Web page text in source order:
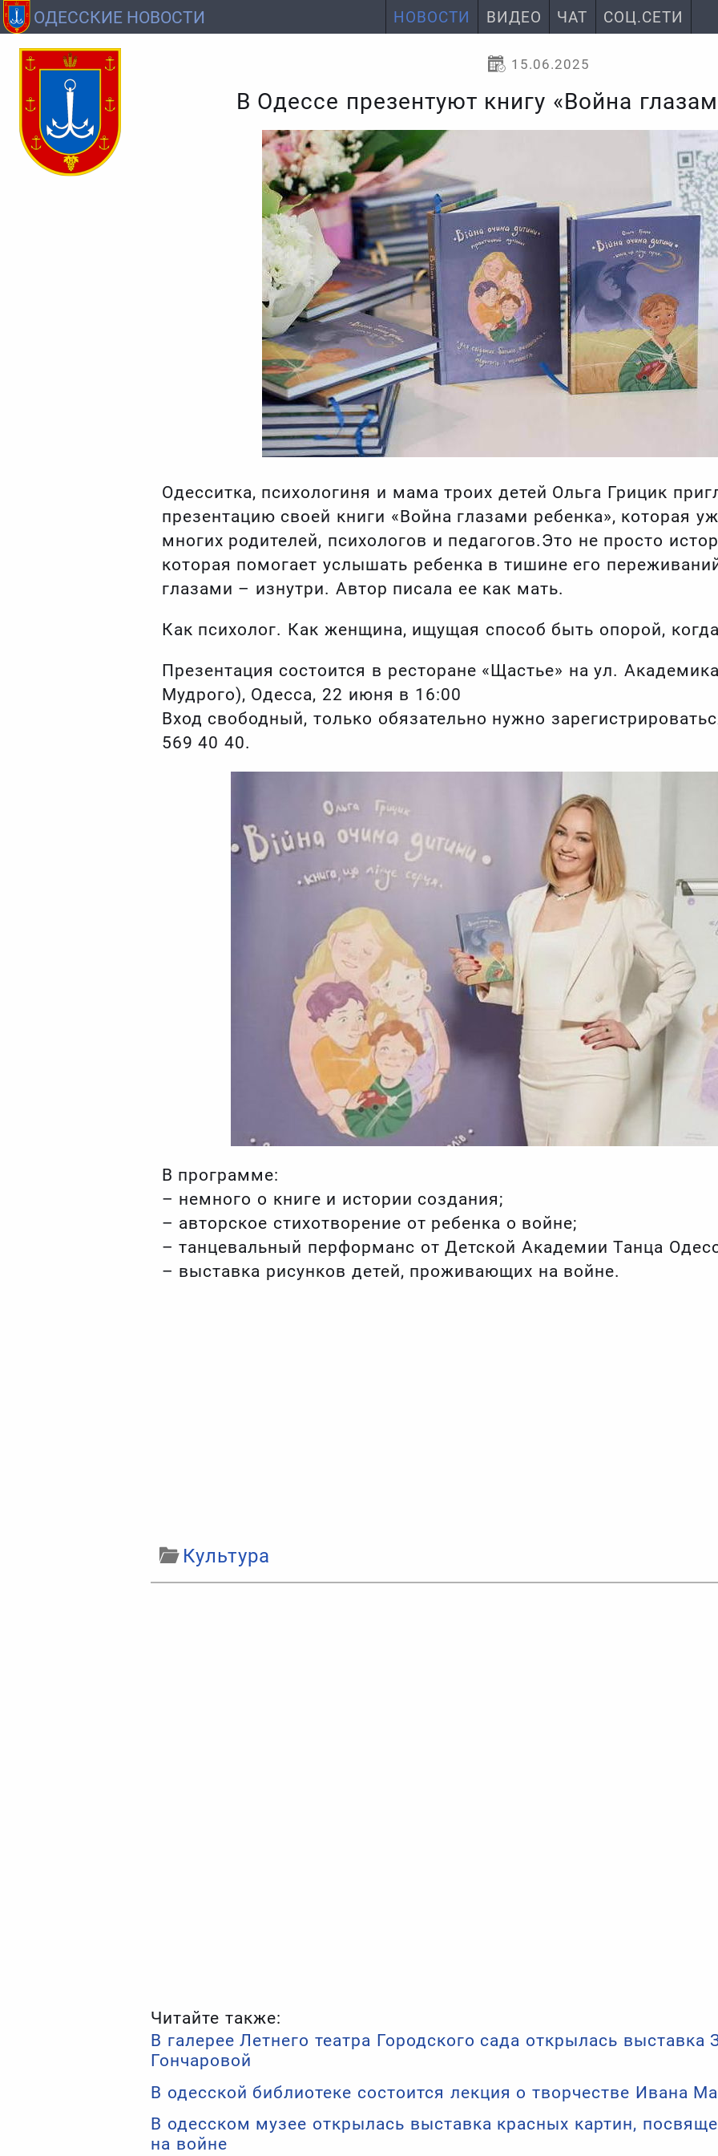
ОДЕССКИЕ НОВОСТИ НОВОСТИ ВИДЕО ЧАТ СОЦ.СЕТИ
15.06.2025
В Одессе презентуют книгу «Война
Одесситка, психологиня и мама троих детей Ольга Грицик
презентацию своей книги «Война глазами ребенка», которая
многих родителей, психологов и педагогов.Это не просто
которая помогает услышать ребенка в тишине его
глазами – изнутри. Автор писала ее как мать.
Как психолог. Как женщина, ищущая способ быть опорой,
Презентация состоится в ресторане «Щастье» на ул.
Мудрого), Одесса, 22 июня в 16:00
Вход свободный, только обязательно нужно
569 40 40.
В программе:
– немного о книге и истории создания;
– авторское стихотворение от ребенка о войне;
– танцевальный перформанс от Детской Академии Танца
– выставка рисунков детей, проживающих на войне.
Культура
Читайте также:
В галерее Летнего театра Городского сада открылась выставка
Гончаровой
В одесской библиотеке состоится лекция о творчестве Ивана
В одесском музее открылась выставка красных картин,
на войне